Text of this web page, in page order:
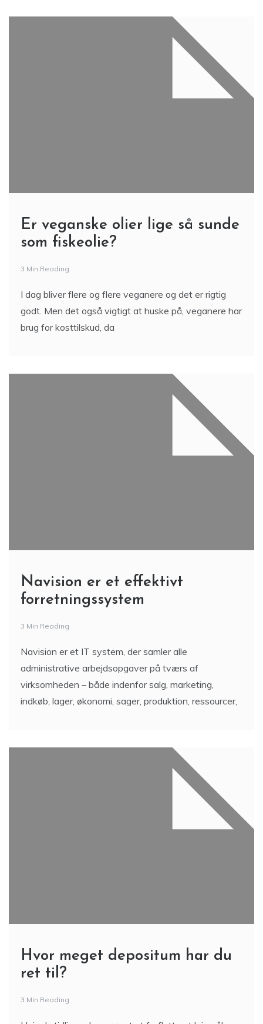
Er veganske olier lige så sunde
som fiskeolie?
3 Min Reading
I dag bliver flere og flere veganere og det er rigtig
godt. Men det også vigtigt at huske på, veganere har
brug for kosttilskud, da
Navision er et effektivt
forretningssystem
3 Min Reading
Navision er et IT system, der samler alle
administrative arbejdsopgaver på tværs af
virksomheden – både indenfor salg, marketing,
indkøb, lager, økonomi, sager, produktion, ressourcer,
Hvor meget depositum har du
ret til?
3 Min Reading